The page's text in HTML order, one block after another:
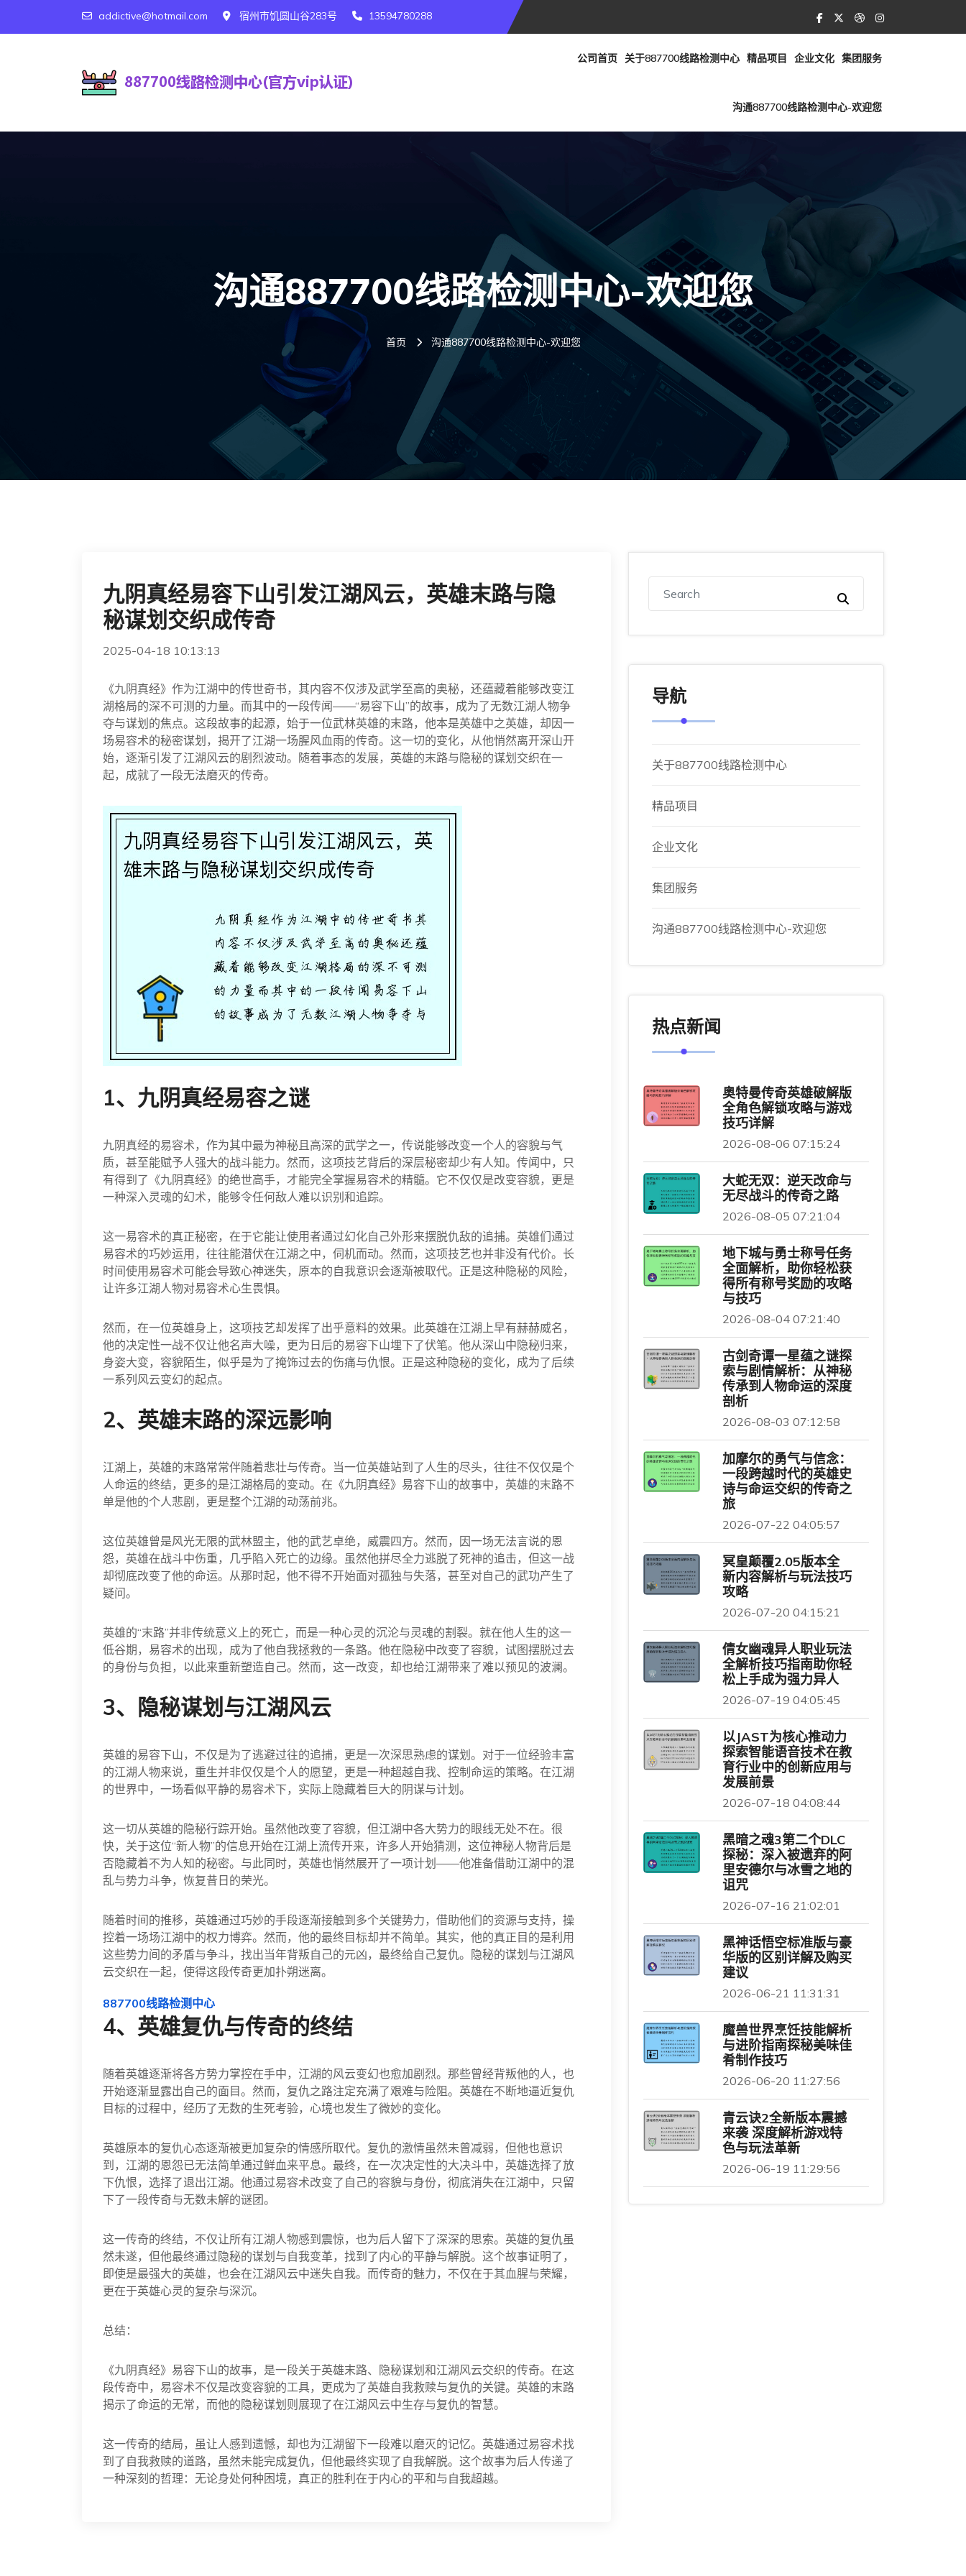
addictive@hotmail.com 宿州市饥圆山谷283号 13594780288
公司首页 关于887700线路检测中心 精品项目 企业文化 集团服务
沟通887700线路检测中心-欢迎您
沟通887700线路检测中心-欢迎您
首页 沟通887700线路检测中心-欢迎您
九阴真经易容下山引发江湖风云，英雄末路与隐
秘谋划交织成传奇
2025-04-18 10:13:13
《九阴真经》作为江湖中的传世奇书，其内容不仅涉及武学至高的奥秘，还蕴藏着能够改变江
湖格局的深不可测的力量。而其中的一段传闻——“易容下山”的故事，成为了无数江湖人物争
夺与谋划的焦点。这段故事的起源，始于一位武林英雄的末路，他本是英雄中之英雄，却因一
场易容术的秘密谋划，揭开了江湖一场腥风血雨的传奇。这一切的变化，从他悄然离开深山开
始，逐渐引发了江湖风云的剧烈波动。随着事态的发展，英雄的末路与隐秘的谋划交织在一
起，成就了一段无法磨灭的传奇。
1、九阴真经易容之谜
九阴真经的易容术，作为其中最为神秘且高深的武学之一，传说能够改变一个人的容貌与气
质，甚至能赋予人强大的战斗能力。然而，这项技艺背后的深层秘密却少有人知。传闻中，只
有得到了《九阴真经》的绝世高手，才能完全掌握易容术的精髓。它不仅仅是改变容貌，更是
一种深入灵魂的幻术，能够令任何敌人难以识别和追踪。
这一易容术的真正秘密，在于它能让使用者通过幻化自己外形来摆脱仇敌的追捕。英雄们通过
易容术的巧妙运用，往往能潜伏在江湖之中，伺机而动。然而，这项技艺也并非没有代价。长
时间使用易容术可能会导致心神迷失，原本的自我意识会逐渐被取代。正是这种隐秘的风险，
让许多江湖人物对易容术心生畏惧。
然而，在一位英雄身上，这项技艺却发挥了出乎意料的效果。此英雄在江湖上早有赫赫威名，
他的决定性一战不仅让他名声大噪，更为日后的易容下山埋下了伏笔。他从深山中隐秘归来，
身姿大变，容貌陌生，似乎是为了掩饰过去的伤痛与仇恨。正是这种隐秘的变化，成为了后续
一系列风云变幻的起点。
2、英雄末路的深远影响
江湖上，英雄的末路常常伴随着悲壮与传奇。当一位英雄站到了人生的尽头，往往不仅仅是个
人命运的终结，更多的是江湖格局的变动。在《九阴真经》易容下山的故事中，英雄的末路不
单是他的个人悲剧，更是整个江湖的动荡前兆。
这位英雄曾是风光无限的武林盟主，他的武艺卓绝，威震四方。然而，因一场无法言说的恩
怨，英雄在战斗中伤重，几乎陷入死亡的边缘。虽然他拼尽全力逃脱了死神的追击，但这一战
却彻底改变了他的命运。从那时起，他不得不开始面对孤独与失落，甚至对自己的武功产生了
疑问。
英雄的“末路”并非传统意义上的死亡，而是一种心灵的沉沦与灵魂的割裂。就在他人生的这一
低谷期，易容术的出现，成为了他自我拯救的一条路。他在隐秘中改变了容貌，试图摆脱过去
的身份与负担，以此来重新塑造自己。然而，这一改变，却也给江湖带来了难以预见的波澜。
3、隐秘谋划与江湖风云
英雄的易容下山，不仅是为了逃避过往的追捕，更是一次深思熟虑的谋划。对于一位经验丰富
的江湖人物来说，重生并非仅仅是个人的愿望，更是一种超越自我、控制命运的策略。在江湖
的世界中，一场看似平静的易容术下，实际上隐藏着巨大的阴谋与计划。
这一切从英雄的隐秘行踪开始。虽然他改变了容貌，但江湖中各大势力的眼线无处不在。很
快，关于这位“新人物”的信息开始在江湖上流传开来，许多人开始猜测，这位神秘人物背后是
否隐藏着不为人知的秘密。与此同时，英雄也悄然展开了一项计划——他准备借助江湖中的混
乱与势力斗争，恢复昔日的荣光。
随着时间的推移，英雄通过巧妙的手段逐渐接触到多个关键势力，借助他们的资源与支持，操
控着一场场江湖中的权力博弈。然而，他的最终目标却并不简单。其实，他的真正目的是利用
这些势力间的矛盾与争斗，找出当年背叛自己的元凶，最终给自己复仇。隐秘的谋划与江湖风
云交织在一起，使得这段传奇更加扑朔迷离。
887700线路检测中心
4、英雄复仇与传奇的终结
随着英雄逐渐将各方势力掌控在手中，江湖的风云变幻也愈加剧烈。那些曾经背叛他的人，也
开始逐渐显露出自己的面目。然而，复仇之路注定充满了艰难与险阻。英雄在不断地逼近复仇
目标的过程中，经历了无数的生死考验，心境也发生了微妙的变化。
英雄原本的复仇心态逐渐被更加复杂的情感所取代。复仇的激情虽然未曾减弱，但他也意识
到，江湖的恩怨已无法简单通过鲜血来平息。最终，在一次决定性的大决斗中，英雄选择了放
下仇恨，选择了退出江湖。他通过易容术改变了自己的容貌与身份，彻底消失在江湖中，只留
下了一段传奇与无数未解的谜团。
这一传奇的终结，不仅让所有江湖人物感到震惊，也为后人留下了深深的思索。英雄的复仇虽
然未遂，但他最终通过隐秘的谋划与自我变革，找到了内心的平静与解脱。这个故事证明了，
即使是最强大的英雄，也会在江湖风云中迷失自我。而传奇的魅力，不仅在于其血腥与荣耀，
更在于英雄心灵的复杂与深沉。
总结：
《九阴真经》易容下山的故事，是一段关于英雄末路、隐秘谋划和江湖风云交织的传奇。在这
段传奇中，易容术不仅是改变容貌的工具，更成为了英雄自我救赎与复仇的关键。英雄的末路
揭示了命运的无常，而他的隐秘谋划则展现了在江湖风云中生存与复仇的智慧。
这一传奇的结局，虽让人感到遗憾，却也为江湖留下一段难以磨灭的记忆。英雄通过易容术找
到了自我救赎的道路，虽然未能完成复仇，但他最终实现了自我解脱。这个故事为后人传递了
一种深刻的哲理：无论身处何种困境，真正的胜利在于内心的平和与自我超越。
导航
关于887700线路检测中心
精品项目
企业文化
集团服务
沟通887700线路检测中心-欢迎您
热点新闻
奥特曼传奇英雄破解版
全角色解锁攻略与游戏
技巧详解
2026-08-06 07:15:24
大蛇无双：逆天改命与
无尽战斗的传奇之路
2026-08-05 07:21:04
地下城与勇士称号任务
全面解析，助你轻松获
得所有称号奖励的攻略
与技巧
2026-08-04 07:21:40
古剑奇谭一星蕴之谜探
索与剧情解析：从神秘
传承到人物命运的深度
剖析
2026-08-03 07:12:58
加摩尔的勇气与信念：
一段跨越时代的英雄史
诗与命运交织的传奇之
旅
2026-07-22 04:05:57
冥皇颠覆2.05版本全
新内容解析与玩法技巧
攻略
2026-07-20 04:15:21
倩女幽魂异人职业玩法
全解析技巧指南助你轻
松上手成为强力异人
2026-07-19 04:05:45
以JAST为核心推动力
探索智能语音技术在教
育行业中的创新应用与
发展前景
2026-07-18 04:08:44
黑暗之魂3第二个DLC
探秘：深入被遗弃的阿
里安德尔与冰雪之地的
诅咒
2026-07-16 21:02:01
黑神话悟空标准版与豪
华版的区别详解及购买
建议
2026-06-21 11:31:31
魔兽世界烹饪技能解析
与进阶指南探秘美味佳
肴制作技巧
2026-06-20 11:27:56
青云诀2全新版本震撼
来袭 深度解析游戏特
色与玩法革新
2026-06-19 11:29:56